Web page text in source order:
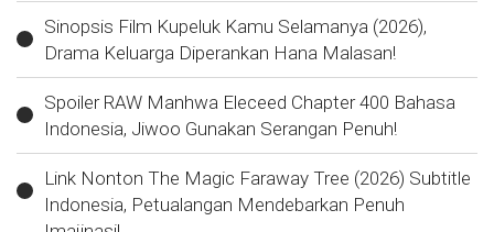
Sinopsis Film Kupeluk Kamu Selamanya (2026),
Drama Keluarga Diperankan Hana Malasan!
Spoiler RAW Manhwa Eleceed Chapter 400 Bahasa
Indonesia, Jiwoo Gunakan Serangan Penuh!
Link Nonton The Magic Faraway Tree (2026) Subtitle
Indonesia, Petualangan Mendebarkan Penuh